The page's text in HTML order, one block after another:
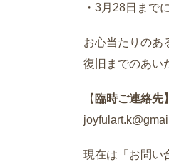
・3月28日まで
お心当たりのあ
復旧までのあい
【 臨時ご連絡先】
現在は「お問い